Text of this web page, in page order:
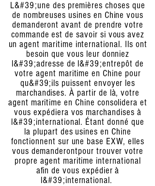
L&#39;une des premières choses que
de nombreuses usines en Chine vous
demanderont avant de prendre votre
commande est de savoir si vous avez
un agent maritime international. Ils ont
besoin que vous leur donniez
l&#39;adresse de l&#39;entrepôt de
votre agent maritime en Chine pour
qu&#39;ils puissent envoyer les
marchandises. À partir de là, votre
agent maritime en Chine consolidera et
vous expédiera vos marchandises à
l&#39;international. Étant donné que
la plupart des usines en Chine
fonctionnent sur une base EXW, elles
vous demanderontpour trouver votre
propre agent maritime international
afin de vous expédier à
l&#39;international.